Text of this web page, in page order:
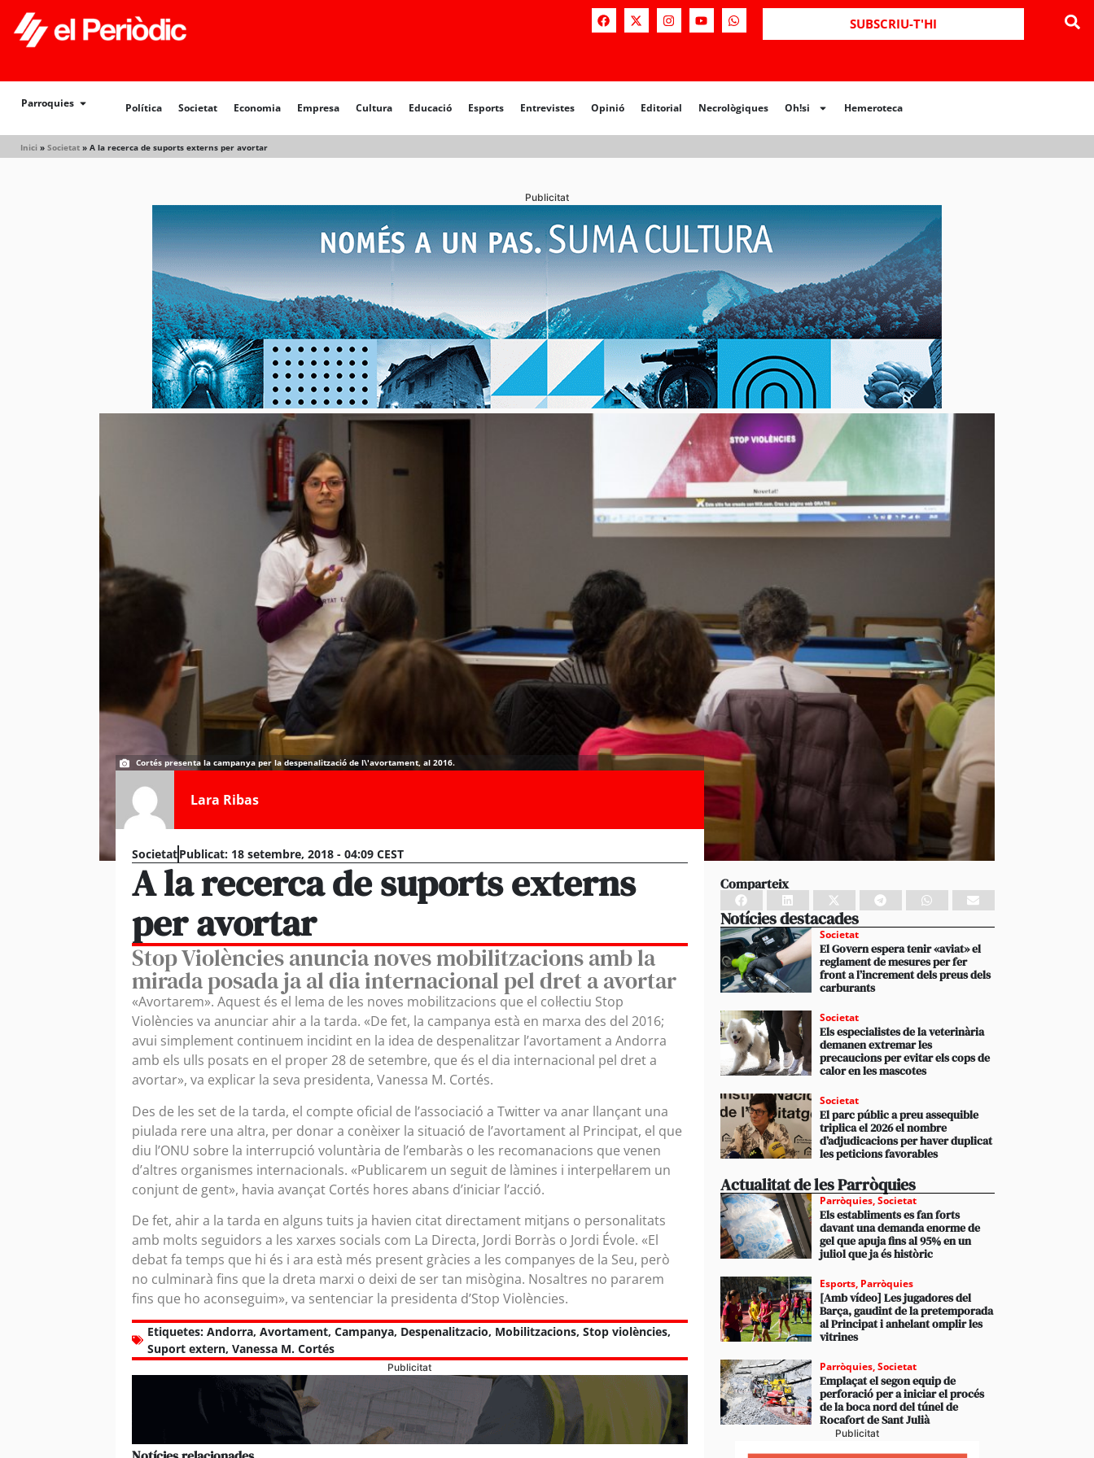
SUBSCRIU-T'HI
Parroquies Política Societat Economia Empresa Cultura Educació Esports Entrevistes Opinió Editorial Necrològiques Oh!si Hemeroteca
Inici » Societat » A la recerca de suports externs per avortar
Política Societat Opinió Editorial Necrològiques Hemeroteca
Publicitat
Cortés presenta la campanya per la despenalització de l\'avortament, al 2016.
Lara Ribas
SocietatPublicat: 18 setembre, 2018 - 04:09 CEST
A la recerca de suports externs
per avortar
Stop Violències anuncia noves mobilitzacions amb la
mirada posada ja al dia internacional pel dret a avortar
«Avortarem». Aquest és el lema de les noves mobilitzacions que el col·lectiu Stop
Violències va anunciar ahir a la tarda. «De fet, la campanya està en marxa des del 2016;
avui simplement continuem incidint en la idea de despenalitzar l’avortament a Andorra
amb els ulls posats en el proper 28 de setembre, que és el dia internacional pel dret a
avortar», va explicar la seva presidenta, Vanessa M. Cortés.
Des de les set de la tarda, el compte oficial de l’associació a Twitter va anar llançant una
piulada rere una altra, per donar a conèixer la situació de l’avortament al Principat, el que
diu l’ONU sobre la interrupció voluntària de l’embaràs o les recomanacions que venen
d’altres organismes internacionals. «Publicarem un seguit de làmines i interpel·larem un
conjunt de gent», havia avançat Cortés hores abans d’iniciar l’acció.
De fet, ahir a la tarda en alguns tuits ja havien citat directament mitjans o personalitats
amb molts seguidors a les xarxes socials com La Directa, Jordi Borràs o Jordi Évole. «El
debat fa temps que hi és i ara està més present gràcies a les companyes de la Seu, però
no culminarà fins que la dreta marxi o deixi de ser tan misògina. Nosaltres no pararem
fins que ho aconseguim», va sentenciar la presidenta d’Stop Violències.
Etiquetes: Andorra, Avortament, Campanya, Despenalitzacio, Mobilitzacions, Stop violències,
Suport extern, Vanessa M. Cortés
Publicitat
Comparteix
Notícies destacades
Societat
El Govern espera tenir «aviat» el
reglament de mesures per fer
front a l’increment dels preus dels
carburants
Societat
Els especialistes de la veterinària
demanen extremar les
precaucions per evitar els cops de
calor en les mascotes
Societat
El parc públic a preu assequible
triplica el 2026 el nombre
d’adjudicacions per haver duplicat
les peticions favorables
Actualitat de les Parròquies
Parròquies,Societat
Els establiments es fan forts
davant una demanda enorme de
gel que apuja fins al 95% en un
juliol que ja és històric
Esports, Parròquies
[Amb vídeo] Les jugadores del
Barça, gaudint de la pretemporada
al Principat i anhelant omplir les
vitrines
Parròquies,Societat
Emplaçat el segon equip de
perforació per a iniciar el procés
de la boca nord del túnel de
Rocafort de Sant Julià
Publicitat